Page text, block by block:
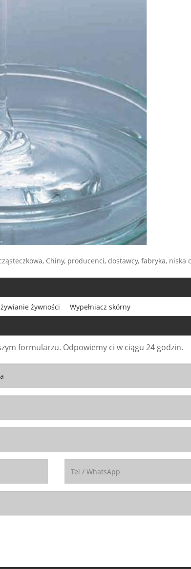
Chiny, producenci, dostawcy, fabryka, niska
żywności Wypełniacz skórny
formularzu. Odpowiemy ci w ciągu 24 godzin.